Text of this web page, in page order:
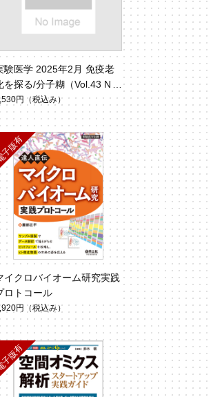
験医学 2025年2月 免疫老
を探る/分子糊（Vol.43 No.
円 （税込み）
イクロバイオーム研究実践
ロトコール
円 （税込み）